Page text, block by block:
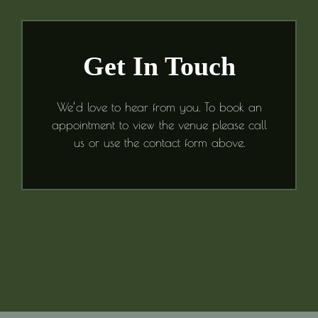
Get In Touch
We’d love to hear from you. To book an
appointment to view the venue please call
us or use the contact form above.